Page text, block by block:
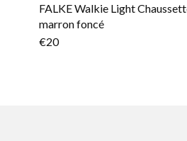
FALKE Walkie Light
marron foncé
€20